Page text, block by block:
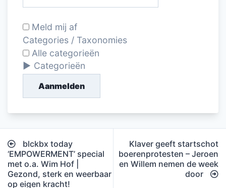
Meld mij af
Categories / Taxonomies
Alle categorieën
Categorieën
Aanmelden
Bericht
navigatie
blckbx today
‘EMPOWERMENT’ special
met o.a. Wim Hof |
Gezond, sterk en weerbaar
op eigen kracht!
Klaver geeft startschot
boerenprotesten – Jeroen
en Willem nemen de week
door